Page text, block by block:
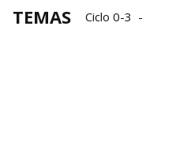
TEMAS
Ciclo 0-3